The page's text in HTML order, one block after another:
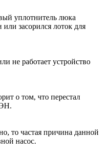
уплотнитель люка
засорился лоток для
не работает устройство
о том, что перестал
то частая причина данной
насос.